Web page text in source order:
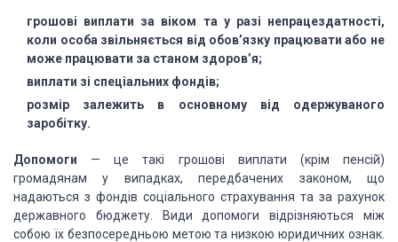
грошові виплати за віком та у разі непрацездатності,
коли особа звільняється від обов’язку працювати або не
може працювати за станом здоров’я;
виплати зі спеціальних фондів;
розмір залежить в основному від одержуваного
заробітку.
Допомоги — це такі грошові виплати (крім пенсій)
громадянам у випадках, передбачених законом, що
надаються з фондів соціального страхування та за рахунок
державного бюджету. Види допомоги відрізняються між
собою їхбезпосередньою метою та низкою юридичних ознак.